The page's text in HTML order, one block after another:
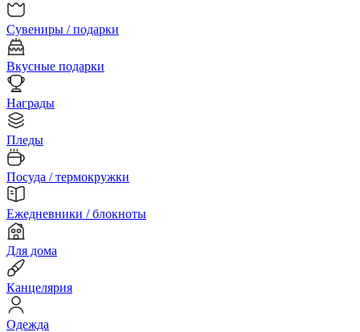
Сувениры / подарки
Вкусные подарки
Награды
Пледы
Посуда / термокружки
Ежедневники / блокноты
Для дома
Канцелярия
Одежда